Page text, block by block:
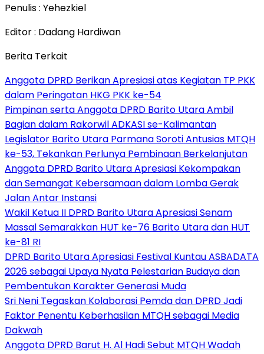
Penulis : Yehezkiel
Editor : Dadang Hardiwan
Berita Terkait
Anggota DPRD Berikan Apresiasi atas Kegiatan TP PKK
dalam Peringatan HKG PKK ke-54
Pimpinan serta Anggota DPRD Barito Utara Ambil
Bagian dalam Rakorwil ADKASI se-Kalimantan
Legislator Barito Utara Parmana Soroti Antusias MTQH
ke-53, Tekankan Perlunya Pembinaan Berkelanjutan
Anggota DPRD Barito Utara Apresiasi Kekompakan
dan Semangat Kebersamaan dalam Lomba Gerak
Jalan Antar Instansi
Wakil Ketua II DPRD Barito Utara Apresiasi Senam
Massal Semarakkan HUT ke-76 Barito Utara dan HUT
ke-81 RI
DPRD Barito Utara Apresiasi Festival Kuntau ASBADATA
2026 sebagai Upaya Nyata Pelestarian Budaya dan
Pembentukan Karakter Generasi Muda
Sri Neni Tegaskan Kolaborasi Pemda dan DPRD Jadi
Faktor Penentu Keberhasilan MTQH sebagai Media
Dakwah
Anggota DPRD Barut H. Al Hadi Sebut MTQH Wadah